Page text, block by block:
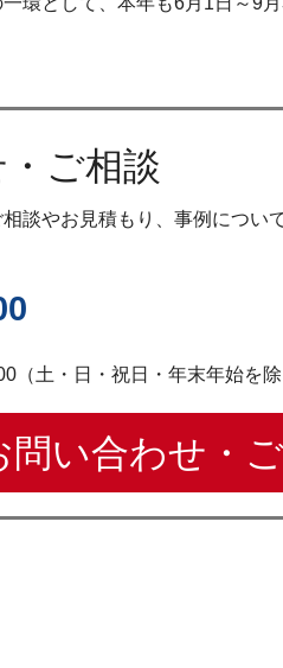
ご相談
談やお見積もり、事例につい
（土・日・祝日・年末年始を除
い合わせ・